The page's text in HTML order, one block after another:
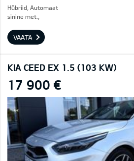
Hübriid, Automaat
sinine met.,
VAATA
KIA CEED EX 1.5 (103 KW)
17 900 €